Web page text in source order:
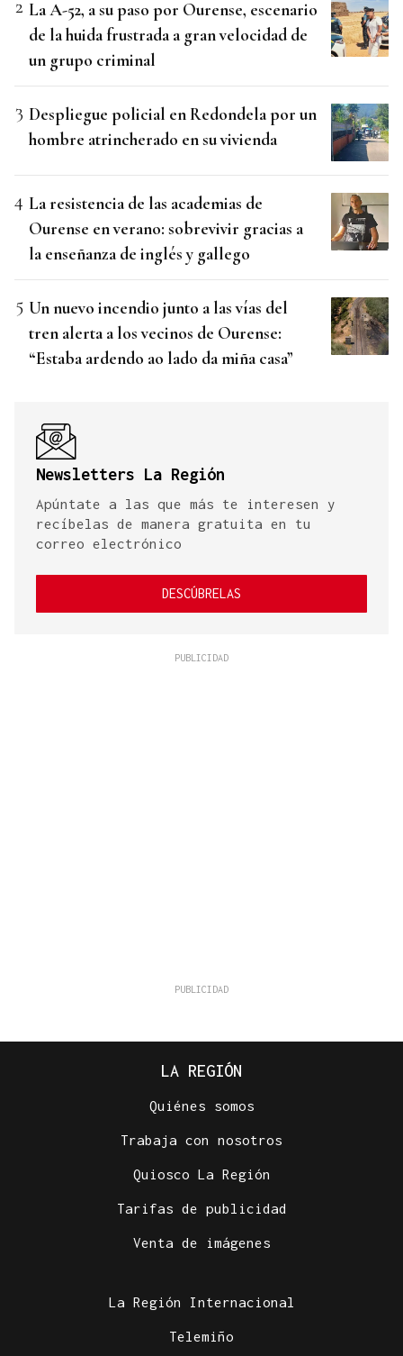
La A-52, a su paso por Ourense, escenario
de la huida frustrada a gran velocidad de
un grupo criminal
Despliegue policial en Redondela por un
hombre atrincherado en su vivienda
La resistencia de las academias de
Ourense en verano: sobrevivir gracias a
la enseñanza de inglés y gallego
Un nuevo incendio junto a las vías del
tren alerta a los vecinos de Ourense:
“Estaba ardendo ao lado da miña casa”
Newsletters La Región
Apúntate a las que más te interesen y
recíbelas de manera gratuita en tu
correo electrónico
DESCÚBRELAS
LA REGIÓN
Quiénes somos
Trabaja con nosotros
Quiosco La Región
Tarifas de publicidad
Venta de imágenes
La Región Internacional
Telemiño